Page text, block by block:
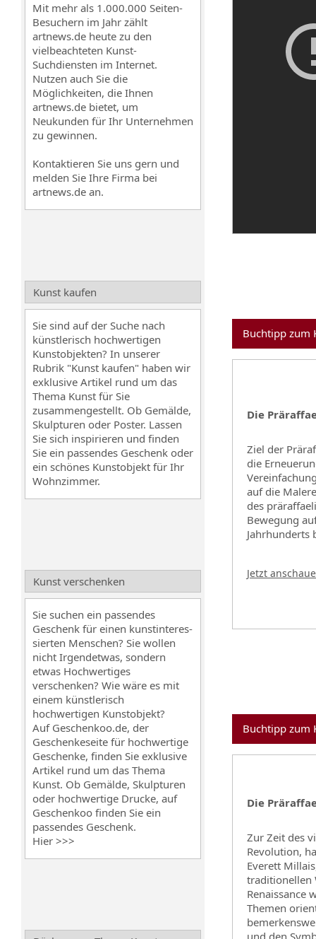
Buchtipp zum
Die
Ziel der
die
auf die
des
Bewegung
Jahrhunderts
Jetzt
Buchtipp zum
Die
Zur Zeit des
Revolution,
Everett
traditionellen
Renaissance
Themen
und den
Mit mehr als 1.000.000 Seiten-
Besuchern im Jahr zählt
artnews.de heute zu den
vielbeachteten Kunst-
Suchdiensten im Internet.
Nutzen auch Sie die
Möglichkeiten, die Ihnen
artnews.de bietet, um
Neukunden für Ihr Unternehmen
zu gewinnen.
Kontaktieren Sie uns gern und
melden Sie Ihre Firma bei
artnews.de an.
Kunst kaufen
Sie sind auf der Suche nach
künstlerisch hochwertigen
Kunstobjekten? In unserer
Rubrik "Kunst kaufen" haben wir
exklusive Artikel rund um das
Thema Kunst für Sie
zusammengestellt. Ob Gemälde,
Skulpturen oder Poster. Lassen
Sie sich inspirieren und finden
Sie ein passendes Geschenk oder
ein schönes Kunstobjekt für Ihr
Wohnzimmer.
Kunst verschenken
Sie suchen ein passendes
Geschenk für einen kunstinteres-
sierten Menschen? Sie wollen
nicht Irgendetwas, sondern
etwas Hochwertiges
verschenken? Wie wäre es mit
einem künstlerisch
hochwertigen Kunstobjekt?
Auf Geschenkoo.de, der
Geschenkeseite für hochwertige
Geschenke, finden Sie exklusive
Artikel rund um das Thema
Kunst. Ob Gemälde, Skulpturen
oder hochwertige Drucke, auf
Geschenkoo finden Sie ein
passendes Geschenk.
Hier >>>